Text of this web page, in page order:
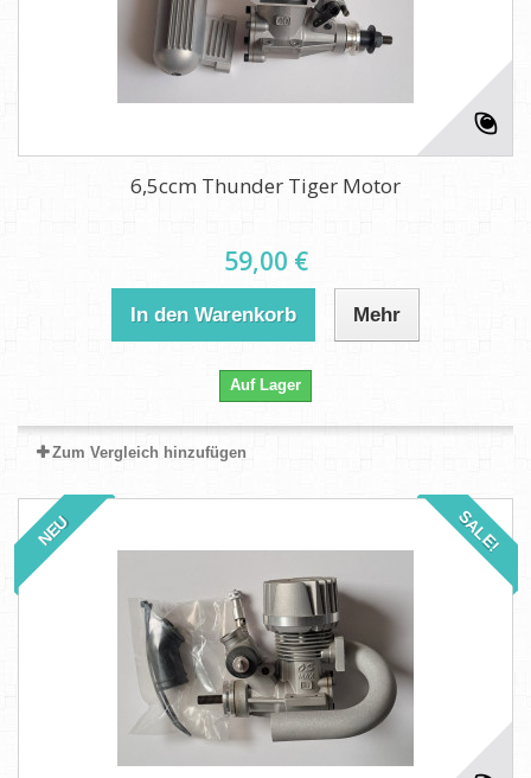
6,5ccm Thunder Tiger Motor
59,00 €
In den Warenkorb Mehr
Auf Lager
Zum Vergleich hinzufügen
NEU SALE!